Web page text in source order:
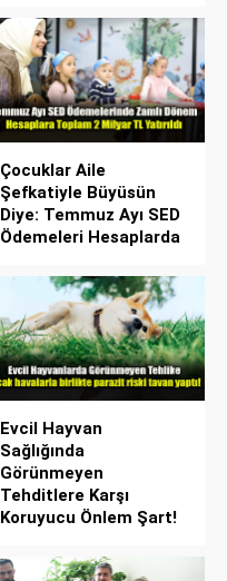
Çocuklar Aile
Şefkatiyle Büyüsün
Diye: Temmuz Ayı SED
Ödemeleri Hesaplarda
Evcil Hayvan
Sağlığında
Görünmeyen
Tehditlere Karşı
Koruyucu Önlem Şart!